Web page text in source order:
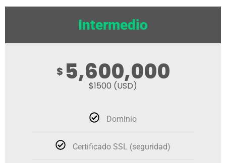
Intermedio
$ 5,600,000
$1500 (USD)
Dominio
Certificado SSL (seguridad)